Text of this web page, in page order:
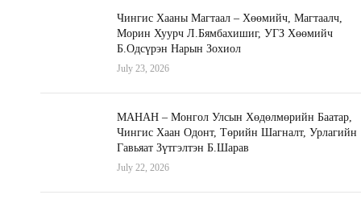
Чингис Хааны Магтаал – Хөөмийч, Магтаалч,
Морин Хуурч Л.Бямбахишиг, УГЗ Хөөмийч
Б.Одсүрэн Нарын Зохиол
July 23, 2026
МАНАН – Монгол Улсын Хөдөлмөрийн Баатар,
Чингис Хаан Одонт, Төрийн Шагналт, Урлагийн
Гавьяат Зүтгэлтэн Б.Шарав
July 22, 2026